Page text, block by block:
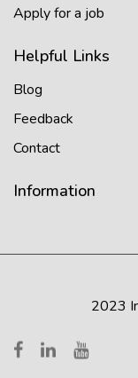
Apply for a job
Helpful Links
Blog
Feedback
Contact
Information
2023